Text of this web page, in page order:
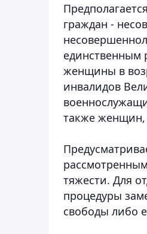
граждан -
единственным
женщины в
инвалидов
также
тяжести. Для
процедуры
свободы либо